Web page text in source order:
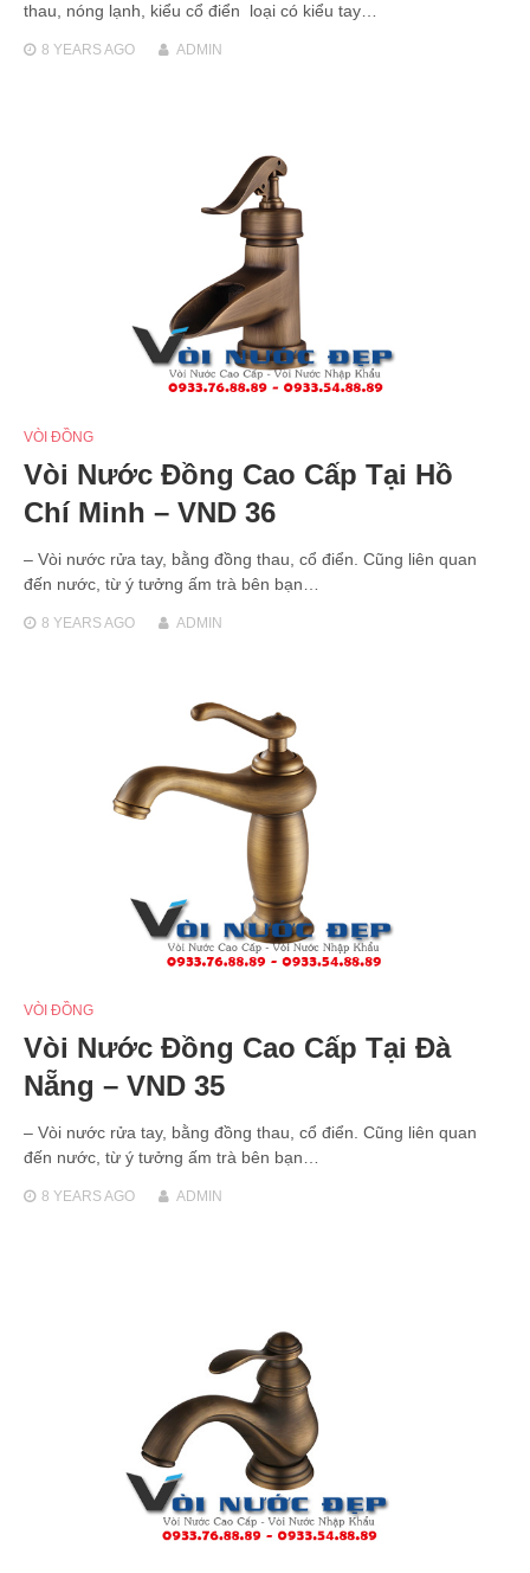
thau, nóng lạnh, kiểu cổ điển loại có kiểu tay…
8 YEARSAGO ADMIN
VÒI ĐỒNG
Vòi Nước Đồng Cao Cấp Tại Hồ
Chí Minh – VND 36
– Vòi nước rửa tay, bằng đồng thau, cổ điển. Cũng liên quan
đến nước, từ ý tưởng ấm trà bên bạn…
8 YEARSAGO ADMIN
VÒI ĐỒNG
Vòi Nước Đồng Cao Cấp Tại Đà
Nẵng – VND 35
– Vòi nước rửa tay, bằng đồng thau, cổ điển. Cũng liên quan
đến nước, từ ý tưởng ấm trà bên bạn…
8 YEARSAGO ADMIN